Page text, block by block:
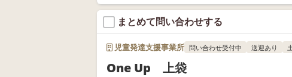
まとめて問い合わせする
児童発達支援事業所 問い合わせ受付中 送迎あり
One Up 上袋